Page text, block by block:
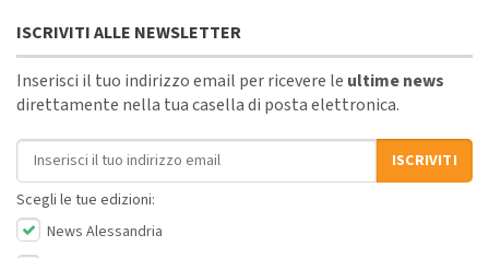
ISCRIVITI ALLE NEWSLETTER
Inserisci il tuo indirizzo email per ricevere le ultime news
direttamente nella tua casella di posta elettronica.
Indirizzo email
ISCRIVITI
Scegli le tue edizioni:
News Alessandria